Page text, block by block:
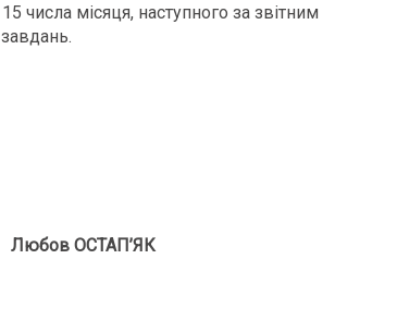
числа місяця, наступного за звітним
Любов ОСТАП’ЯК